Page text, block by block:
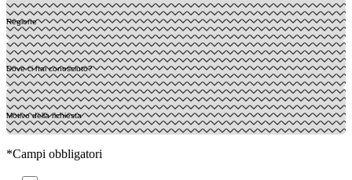
*Campi obbligatori